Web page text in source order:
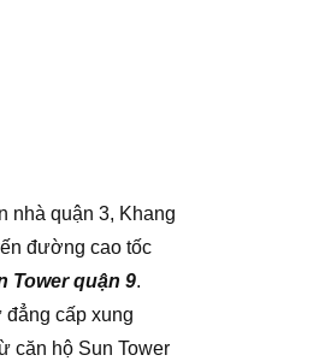
nhà quận 3, Khang
đường cao tốc
Tower quận 9.
cấp xung
căn hộ Sun Tower